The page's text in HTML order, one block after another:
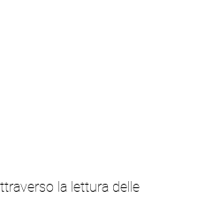
la lettura delle